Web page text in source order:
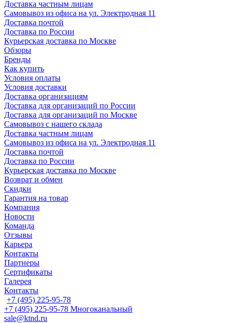
Доставка частным лицам
Самовывоз из офиса на ул. Электродная 11
Доставка почтой
Доставка по России
Курьерская доставка по Москве
Обзоры
Бренды
Как купить
Условия оплаты
Условия доставки
Доставка организациям
Доставка для организаций по России
Доставка для организаций по Москве
Самовывоз с нашего склада
Доставка частным лицам
Самовывоз из офиса на ул. Электродная 11
Доставка почтой
Доставка по России
Курьерская доставка по Москве
Возврат и обмен
Скидки
Гарантия на товар
Компания
Новости
Команда
Отзывы
Карьера
Контакты
Партнеры
Сертификаты
Галерея
Контакты
+7 (495) 225-95-78
+7 (495) 225-95-78 Многоканальный
sale@ktnd.ru